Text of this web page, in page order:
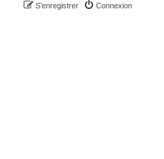
Connexion
S’enregistrer